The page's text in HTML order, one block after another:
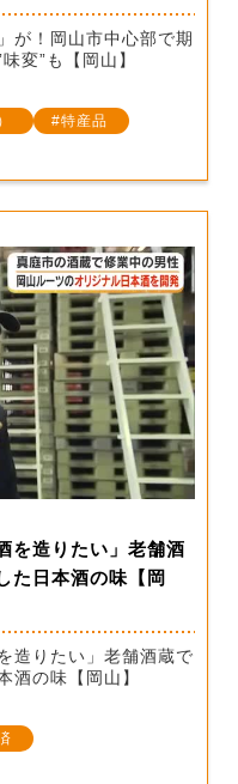
が！岡山市中心部で期
変”も【岡山】
特産品
を造りたい」老舗酒
た日本酒の味【岡
造りたい」老舗酒蔵で
酒の味【岡山】